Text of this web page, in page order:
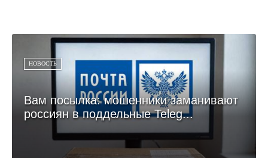
НОВОСТЬ
Вам посылка: мошенники заманивают
россиян в поддельные Teleg...